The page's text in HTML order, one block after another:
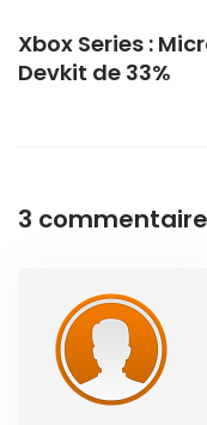
Xbox Series :
Devkit de 33%
3